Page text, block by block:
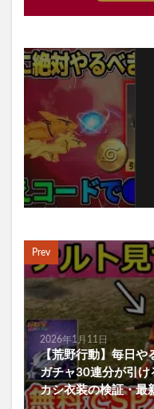
Prev
2026年1月11日
【荒野行動】毎日や
ガチャ30連分が引け
カシ衣装の検証・最